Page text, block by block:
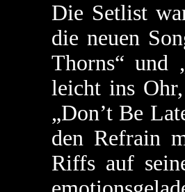
Die Setlist
die neuen
Thorns“ und
leicht ins
„Don’t Be
den Refrain
Riffs auf